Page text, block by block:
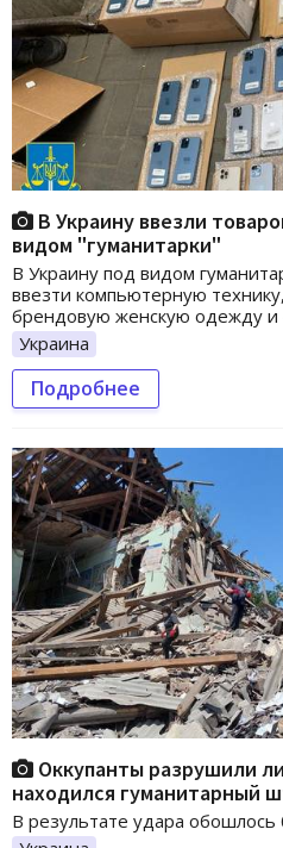
В Украину ввезли
видом "гуманитарки"
В Украину под видом
ввезти компьютерную
брендовую женскую одежду и
Украина
Подробнее
Оккупанты разрушили
находился гуманитарный
В результате удара